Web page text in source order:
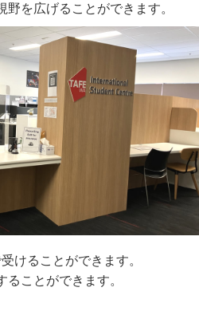
を広げることができます。
けることができます。
ことができます。